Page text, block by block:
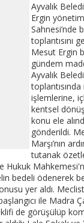
Ayvalık
Ergin
Sahnesi’nde
toplantısını
Mesut Ergin
gündem
Ayvalık
işlemlerine,
kentsel
konu ele
gönderildi.
Marşı’nın
tutanak
Hukuk
bedeli ödenerek
yer aldı.
ile Madra
de görüşülüp